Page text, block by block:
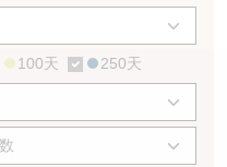
100天 250天